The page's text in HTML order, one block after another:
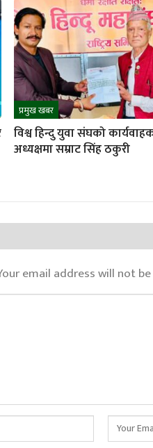
प्रमुख खबर
विश्व हिन्दु युवा संघको
अध्यक्षमा सम्राट सिंह ठकुरी
email address will not